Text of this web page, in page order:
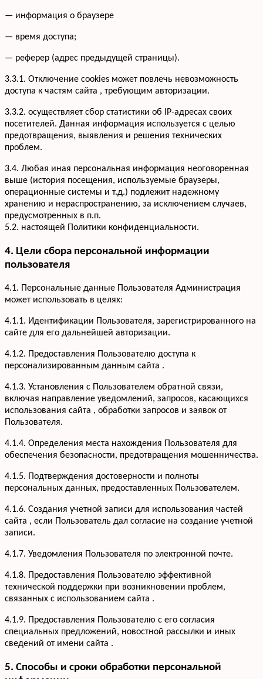
Услуги
Офисная мебель
Шкафы-купе
Гардеробные
Детская мебель
Портфолио
Акции
О компании
Вакансии
Отзывы
Информация
— информация о браузере
— время доступа;
— реферер (адрес предыдущей страницы).
3.3.1. Отключение cookies может повлечь невозможность
доступа к частям сайта , требующим авторизации.
3.3.2. осуществляет сбор статистики об IP-адресах своих
посетителей. Данная информация используется с целью
предотвращения, выявления и решения технических
проблем.
3.4. Любая иная персональная информация неоговоренная
выше (история посещения, используемые браузеры,
операционные системы и т.д.) подлежит надежному
хранению и нераспространению, за исключением случаев,
предусмотренных в п.п.
5.2. настоящей Политики конфиденциальности.
4. Цели сбора персональной информации
пользователя
4.1. Персональные данные Пользователя Администрация
может использовать в целях:
4.1.1. Идентификации Пользователя, зарегистрированного на
сайте для его дальнейшей авторизации.
4.1.2. Предоставления Пользователю доступа к
персонализированным данным сайта .
4.1.3. Установления с Пользователем обратной связи,
включая направление уведомлений, запросов, касающихся
использования сайта , обработки запросов и заявок от
Пользователя.
4.1.4. Определения места нахождения Пользователя для
обеспечения безопасности, предотвращения мошенничества.
4.1.5. Подтверждения достоверности и полноты
персональных данных, предоставленных Пользователем.
4.1.6. Создания учетной записи для использования частей
сайта , если Пользователь дал согласие на создание учетной
записи.
4.1.7. Уведомления Пользователя по электронной почте.
4.1.8. Предоставления Пользователю эффективной
технической поддержки при возникновении проблем,
связанных с использованием сайта .
4.1.9. Предоставления Пользователю с его согласия
специальных предложений, новостной рассылки и иных
сведений от имени сайта .
5. Способы и сроки обработки персональной